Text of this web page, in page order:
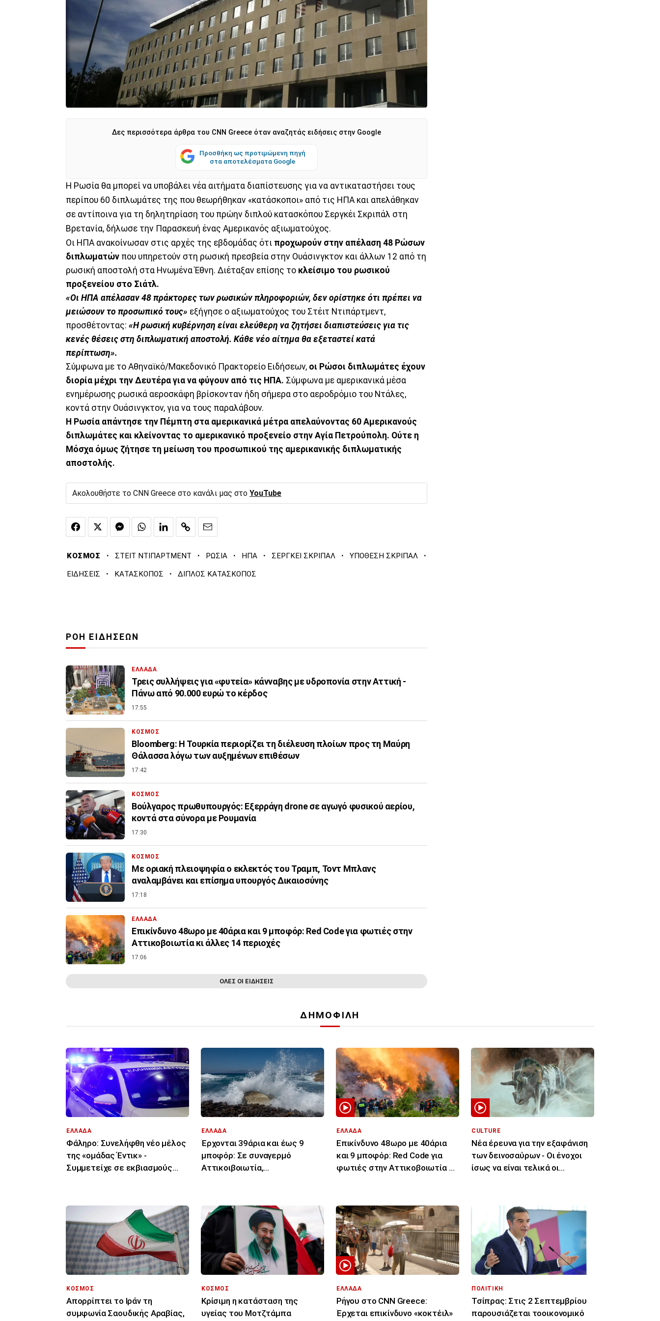
Δες περισσότερα άρθρα του CNN Greece όταν αναζητάς ειδήσεις στην Google
Προσθήκη ως προτιμώμενη πηγή
στα αποτελέσματα Google
Η Ρωσία θα μπορεί να υποβάλει νέα αιτήματα διαπίστευσης για να αντικαταστήσει τους
περίπου 60 διπλωμάτες της που θεωρήθηκαν «κατάσκοποι» από τις ΗΠΑ και απελάθηκαν
σε αντίποινα για τη δηλητηρίαση του πρώην διπλού κατασκόπου Σεργκέι Σκριπάλ στη
Βρετανία, δήλωσε την Παρασκευή ένας Αμερικανός αξιωματούχος.
Οι ΗΠΑ ανακοίνωσαν στις αρχές της εβδομάδας ότι προχωρούν στην απέλαση 48 Ρώσων
διπλωματών που υπηρετούν στη ρωσική πρεσβεία στην Ουάσινγκτον και άλλων 12 από τη
ρωσική αποστολή στα Ηνωμένα Έθνη. Διέταξαν επίσης το κλείσιμο του ρωσικού
προξενείου στο Σιάτλ.
«Οι ΗΠΑ απέλασαν 48 πράκτορες των ρωσικών πληροφοριών, δεν ορίστηκε ότι πρέπει να
μειώσουν το προσωπικό τους» εξήγησε ο αξιωματούχος του Στέιτ Ντιπάρτμεντ,
προσθέτοντας: «Η ρωσική κυβέρνηση είναι ελεύθερη να ζητήσει διαπιστεύσεις για τις
κενές θέσεις στη διπλωματική αποστολή. Κάθε νέο αίτημα θα εξεταστεί κατά
περίπτωση».
Σύμφωνα με το Αθηναϊκό/Μακεδονικό Πρακτορείο Ειδήσεων, οι Ρώσοι διπλωμάτες έχουν
διορία μέχρι την Δευτέρα για να φύγουν από τις ΗΠΑ. Σύμφωνα με αμερικανικά μέσα
ενημέρωσης ρωσικά αεροσκάφη βρίσκονταν ήδη σήμερα στο αεροδρόμιο του Ντάλες,
κοντά στην Ουάσινγκτον, για να τους παραλάβουν.
Η Ρωσία απάντησε την Πέμπτη στα αμερικανικά μέτρα απελαύνοντας 60 Αμερικανούς
διπλωμάτες και κλείνοντας το αμερικανικό προξενείο στην Αγία Πετρούπολη. Ούτε η
Μόσχα όμως ζήτησε τη μείωση του προσωπικού της αμερικανικής διπλωματικής
αποστολής.
Ακολουθήστε το CNN Greece στο κανάλι μας στο YouTube
ΚΟΣΜΟΣ · ΣΤΕΙΤ ΝΤΙΠΑΡΤΜΕΝΤ · ΡΩΣΙΑ · ΗΠΑ · ΣΕΡΓΚΕΙ ΣΚΡΙΠΑΛ · ΥΠΟΘΕΣΗ ΣΚΡΙΠΑΛ ·
ΕΙΔΗΣΕΙΣ · ΚΑΤΑΣΚΟΠΟΣ · ΔΙΠΛΟΣ ΚΑΤΑΣΚΟΠΟΣ
ΡΟΗ ΕΙΔΗΣΕΩΝ
ΕΛΛΑΔΑ
Τρεις συλλήψεις για «φυτεία» κάνναβης με υδροπονία στην Αττική -
Πάνω από 90.000 ευρώ το κέρδος
17:55
ΚΟΣΜΟΣ
Bloomberg: Η Τουρκία περιορίζει τη διέλευση πλοίων προς τη Μαύρη
Θάλασσα λόγω των αυξημένων επιθέσων
17:42
ΚΟΣΜΟΣ
Βούλγαρος πρωθυπουργός: Εξερράγη drone σε αγωγό φυσικού αερίου,
κοντά στα σύνορα με Ρουμανία
17:30
ΚΟΣΜΟΣ
Με οριακή πλειοψηφία ο εκλεκτός του Τραμπ, Τοντ Μπλανς
αναλαμβάνει και επίσημα υπουργός Δικαιοσύνης
17:18
ΕΛΛΑΔΑ
Επικίνδυνο 48ωρο με 40άρια και 9 μποφόρ: Red Code για φωτιές στην
Αττικοβοιωτία κι άλλες 14 περιοχές
17:06
ΟΛΕΣ ΟΙ ΕΙΔΗΣΕΙΣ
ΔΗΜΟΦΙΛΗ
ΕΛΛΑΔΑ
Φάληρο: Συνελήφθη νέο μέλος
της «ομάδας Έντικ» -
Συμμετείχε σε εκβιασμούς
ΕΛΛΑΔΑ
Έρχονται 39άρια και έως 9
μποφόρ: Σε συναγερμό
Αττικοιβοιωτία,
ΕΛΛΑΔΑ
Επικίνδυνο 48ωρο με 40άρια
και 9 μποφόρ: Red Code για
φωτιές στην Αττικοβοιωτία κι
CULTURE
Νέα έρευνα για την εξαφάνιση
των δεινοσαύρων - Οι ένοχοι
ίσως να είναι τελικά οι
ΚΟΣΜΟΣ
Απορρίπτει το Ιράν τη
συμφωνία Σαουδικής Αραβίας,
ΚΟΣΜΟΣ
Κρίσιμη η κατάσταση της
υγείας του Μοτζτάμπα
ΕΛΛΑΔΑ
Ρήγου στο CNN Greece:
Έρχεται επικίνδυνο «κοκτέιλ»
ΠΟΛΙΤΙΚΗ
Τσίπρας: Στις 2 Σεπτεμβρίου
παρουσιάζεται τοοικονομικό